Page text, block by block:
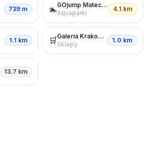
739 m 🏊
GOjump Mateczny - Park Trampolin
Aquaparki
4.1 km
1.1 km 🛒
Galeria Krakowska
Sklepy
1.0 km
13.7 km